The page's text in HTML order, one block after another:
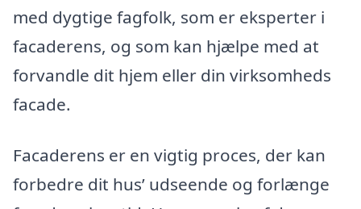
med dygtige fagfolk, som er eksperter i
facaderens, og som kan hjælpe med at
forvandle dit hjem eller din virksomheds
facade.
Facaderens er en vigtig proces, der kan
forbedre dit hus’ udseende og forlænge